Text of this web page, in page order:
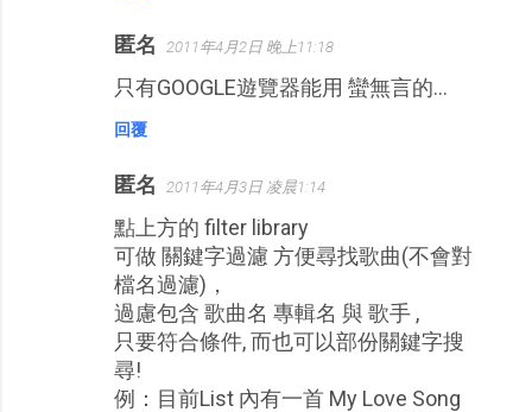
匿名 2011年4月2日 晚上11:18
只有GOOGLE遊覽器能用 蠻無言的...
回覆
匿名 2011年4月3日 凌晨1:14
點上方的 filter library
可做 關鍵字過濾 方便尋找歌曲(不會對
檔名過濾)，
過慮包含 歌曲名 專輯名 與 歌手 ,
只要符合條件, 而也可以部份關鍵字搜
尋!
例：目前List 內有一首 My Love Song